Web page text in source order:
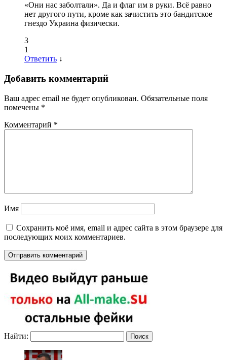
«Они нас заболтали». Да и флаг им в руки. Всё равно
нет другого пути, кроме как зачистить это бандитское
гнездо Украина физически.
3
1
Ответить ↓
Добавить комментарий
Ваш адрес email не будет опубликован. Обязательные поля
помечены *
Комментарий *
Имя
Сохранить моё имя, email и адрес сайта в этом браузере для
последующих моих комментариев.
Найти: